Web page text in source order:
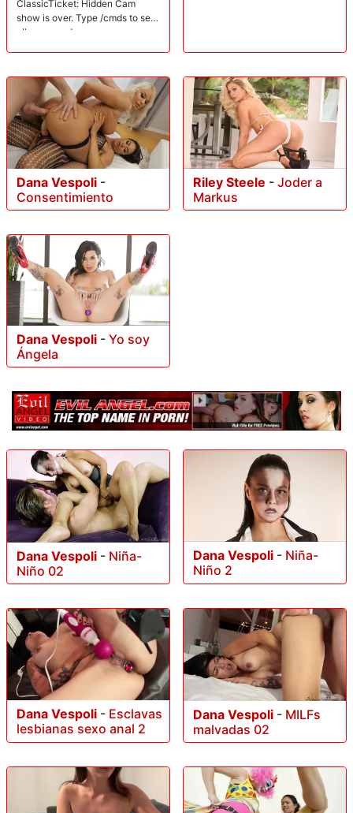
ClassicTicket: Hidden Cam
show is over. Type /cmds to see
all commands.
Dana Vespoli -
Consentimiento
Riley Steele - Joder a
Markus
Dana Vespoli - Yo soy
Ángela
Dana Vespoli - Niña-
Niño 02
Dana Vespoli - Niña-
Niño 2
Dana Vespoli - Esclavas
lesbianas sexo anal 2
Dana Vespoli - MILFs
malvadas 02